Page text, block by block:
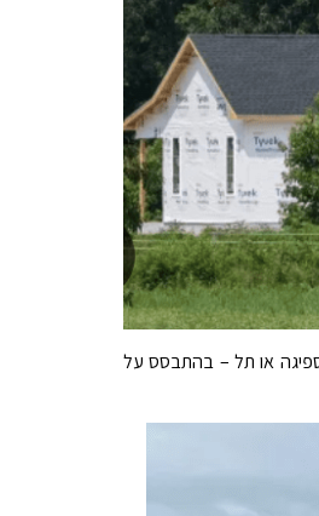
או תל – בהתבסס על